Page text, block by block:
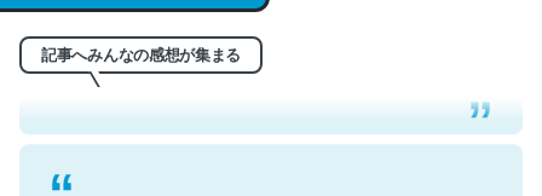
記事へみんなの感想が集まる
─今のこの状況が信じられるかい？ by ラーズ・ヌートバー